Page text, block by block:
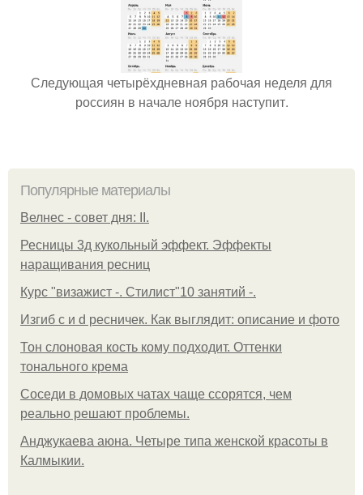
Следующая четырёхдневная рабочая неделя для
россиян в начале ноября наступит.
Популярные материалы
Велнес - совет дня: II.
Ресницы 3д кукольный эффект. Эффекты
наращивания ресниц
Курс "визажист -. Стилист"10 занятий -.
Изгиб c и d ресничек. Как выглядит: описание и фото
Тон слоновая кость кому подходит. Оттенки
тонального крема
Соседи в домовых чатах чаще ссорятся, чем
реально решают проблемы.
Анджукаева аюна. Четыре типа женской красоты в
Калмыкии.